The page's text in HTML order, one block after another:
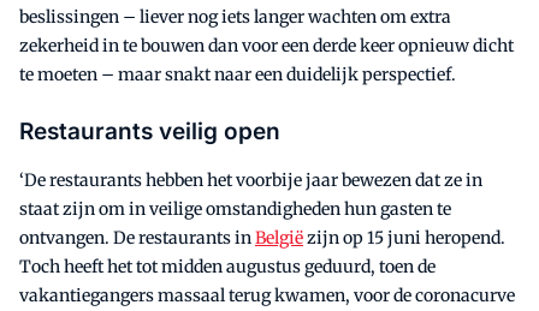
beslissingen – liever nog iets langer wachten om extra
zekerheid in te bouwen dan voor een derde keer opnieuw dicht
te moeten – maar snakt naar een duidelijk perspectief.
Restaurants veilig open
‘De restaurants hebben het voorbije jaar bewezen dat ze in
staat zijn om in veilige omstandigheden hun gasten te
ontvangen. De restaurants inBelgiëzijn op 15 juni heropend.
Toch heeft het tot midden augustus geduurd, toen de
vakantiegangers massaal terug kwamen, voor de coronacurve